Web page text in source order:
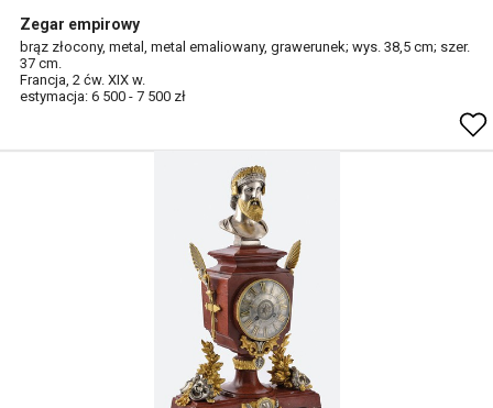
Zegar empirowy
brąz złocony, metal, metal emaliowany, grawerunek; wys. 38,5 cm; szer.
37 cm.
Francja, 2 ćw. XIX w.
estymacja: 6 500 - 7 500 zł